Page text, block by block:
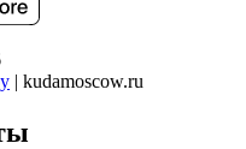
| kudamoscow.ru